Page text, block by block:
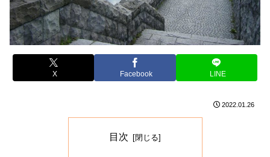
X Facebook LINE
2022.01.26
目次